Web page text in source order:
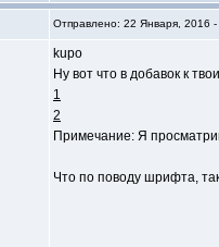
Отправлено: 22 Января, 2016
kupo
Ну вот что в добавок к
1
2
Примечание: Я
Что по поводу шрифта,